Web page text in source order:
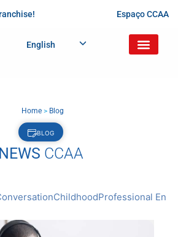
Espaço CCAA
English
Home > Blog
BLOG
NEWS CCAA
ChildhoodProfessional